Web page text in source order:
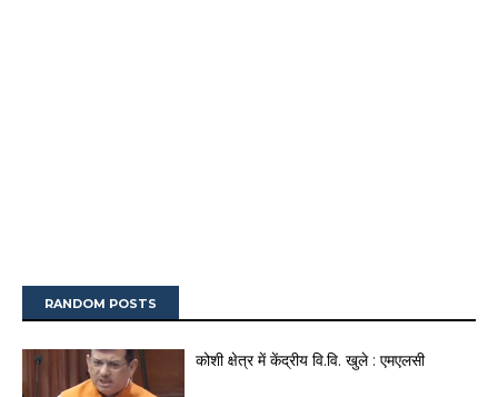
RANDOM POSTS
कोशी क्षेत्र में केंद्रीय वि.वि. खुले : एमएलसी